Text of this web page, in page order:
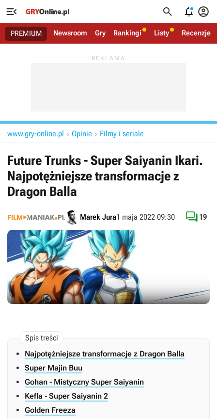
   
PREMIUM Newsroom Gry Rankingi Listy Recenzje
www.gry-online.pl  Opinie  Filmy i seriale
Future Trunks - Super Saiyanin Ikari.
Najpotężniejsze transformacje z
Dragon Balla
Marek Jura1 maja 2022 09:30  19
Najpotężniejsze transformacje z Dragon Balla
Super Majin Buu
Gohan - Mistyczny Super Saiyanin
Kefla - Super Saiyanin 2
Golden Freeza